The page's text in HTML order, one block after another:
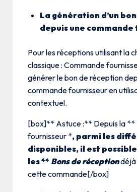
La génération d’un
depuis une
Pour les réceptions utilisant la
classique : Commande
générer le bon de réception
commande fournisseur en
contextuel.
[box]** Astuce :** Depuis la **
fournisseur *, parmi les
disponibles, il est
les ** Bons de réceptiondéjà
cette commande[/box]